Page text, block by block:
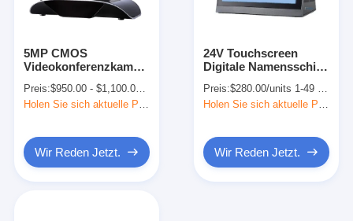
5MP CMOS
Videokonferenzkamera
Verfolgung von
Meetings
Preis:$950.00 - $1,100.00/sets
Wir Reden Jetzt.
24V Touchscreen
Digitale Namensschild
Konferenzraum
Preis:$280.00/units 1-49 units
Wir Reden Jetzt.